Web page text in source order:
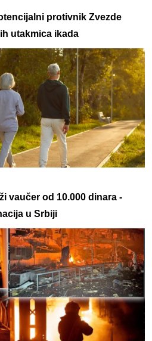
protivnik Zvezde
utakmica ikada
vaučer od 10.000 dinara -
u Srbiji